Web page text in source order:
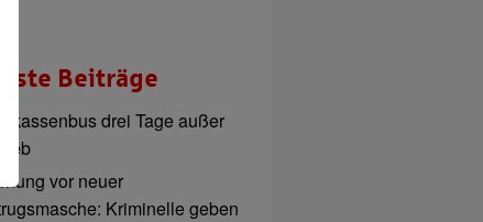
Beiträge
drei Tage außer
vor neuer
Kriminelle geben